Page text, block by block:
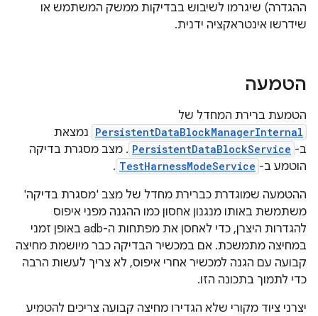
ההגדרה) שיגרמו לשיבוש בבדיקות ממשק המשתמש או
שידרשו אינטראקציה ידנית.
הטמעה
הטמעת ברירת המחדל של
PersistentDataBlockManagerInternal נמצאת
ב- PersistentDataBlockService . מצב מסגרת בדיקה
הוטמע ב- TestHarnessModeService
.
ההטמעה שמוגדרת כברירת מחדל של מצב 'מסגרת בדיקה'
משתמשת באותו מנגנון אחסון כמו ההגנה מפני איפוס
להגדרות היצרן, כדי לאחסן את מפתחות ה-adb באופן זמני
במחיצה מתמשכת. אם במכשיר הבדיקה כבר מיושמת מחיצה
קבועה עם הגנה למכשיר אחרי איפוס, לא צריך לעשות הרבה
כדי לתמוך בתכונה הזו.
יצרני ציוד מקורי שלא הגדירו מחיצה קבועה צריכים להטמיע